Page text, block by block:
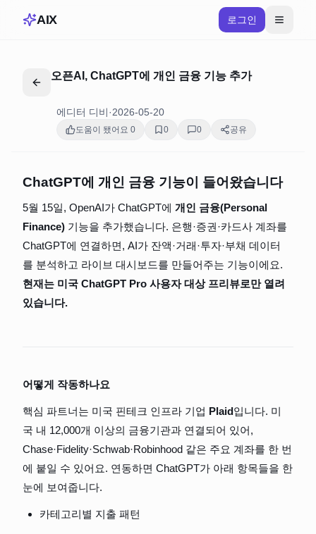
AIX 로그인
오픈AI, ChatGPT에 개인 금융 기능 추가
에디터 디비·2026-05-20
도움이 됐어요 0 0 0 공유
ChatGPT에 개인 금융 기능이 들어왔습니다
5월 15일, OpenAI가 ChatGPT에 개인 금융(Personal
Finance) 기능을 추가했습니다. 은행·증권·카드사 계좌를
ChatGPT에 연결하면, AI가 잔액·거래·투자·부채 데이터
를 분석하고 라이브 대시보드를 만들어주는 기능이에요.
현재는 미국 ChatGPT Pro 사용자 대상 프리뷰로만 열려
있습니다.
어떻게 작동하나요
핵심 파트너는 미국 핀테크 인프라 기업 Plaid입니다. 미
국 내 12,000개 이상의 금융기관과 연결되어 있어,
Chase·Fidelity·Schwab·Robinhood 같은 주요 계좌를 한 번
에 붙일 수 있어요. 연동하면 ChatGPT가 아래 항목들을 한
눈에 보여줍니다.
카테고리별 지출 패턴